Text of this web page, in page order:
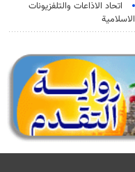
اتحاد الاذاعات والتلفزيونات
الاسلامية